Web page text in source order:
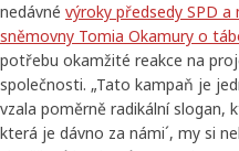
nedávné výroky předsedy SPD
sněmovny Tomia Okamury o
potřebu okamžité reakce na
společnosti. „Tato kampaň je
vzala poměrně radikální slogan,
která je dávno za námi´, my si